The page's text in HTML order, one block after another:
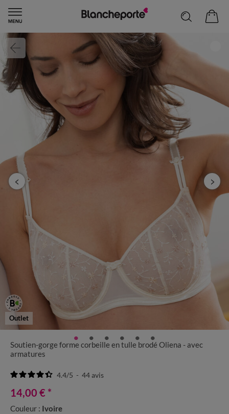
Outlet
Soutien-gorge forme corbeille en tulle brodé Oliena - avec
armatures
4.4/5 - 44avis
14,00 € *
Couleur : Ivoire